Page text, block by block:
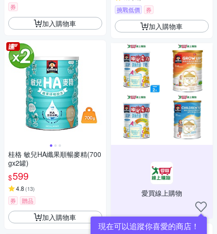
券
加入購物車
桂格 敏兒HA纖果順暢麥精(700
gx2罐)
$599
4.8 (13)
券 贈品
加入購物車
挑戰低價 券
加入購物車
愛買線上購物
現在可以追蹤你喜愛的商店！